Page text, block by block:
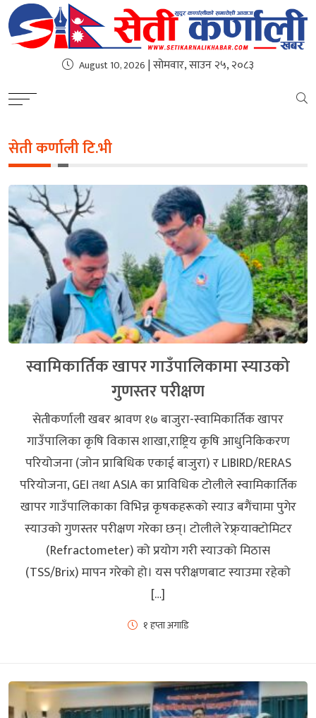
August 10, 2026 | सोमवार, साउन २५, २०८३
सेती कर्णाली टि.भी
स्वामिकार्तिक खापर गाउँपालिकामा स्याउको
गुणस्तर परीक्षण
सेतीकर्णाली खबर श्रावण १७ बाजुरा-स्वामिकार्तिक खापर
गाउँपालिका कृषि विकास शाखा,राष्ट्रिय कृषि आधुनिकिकरण
परियोजना (जोन प्राबिधिक एकाई बाजुरा) र LIBIRD/RERAS
परियोजना, GEI तथा ASIA का प्राविधिक टोलीले स्वामिकार्तिक
खापर गाउँपालिकाका विभिन्न कृषकहरूको स्याउ बगैंचामा पुगेर
स्याउको गुणस्तर परीक्षण गरेका छन्। टोलीले रेफ्र्याक्टोमिटर
(Refractometer) को प्रयोग गरी स्याउको मिठास
(TSS/Brix) मापन गरेको हो। यस परीक्षणबाट स्याउमा रहेको
[…]
१ हप्ता अगाडि